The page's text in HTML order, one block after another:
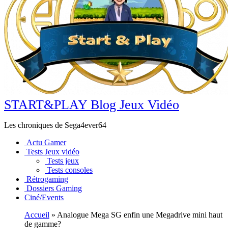
START&PLAY Blog Jeux Vidéo
Les chroniques de Sega4ever64
Actu Gamer
Tests Jeux vidéo
Tests jeux
Tests consoles
Rétrogaming
Dossiers Gaming
Ciné/Events
Accueil » Analogue Mega SG enfin une Megadrive mini haut
de gamme?